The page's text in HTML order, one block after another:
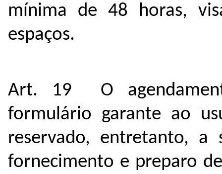
mínima de 48 horas,
espaços.
Art. 19 O
formulário garante ao
reservado, entretanto, a
fornecimento e preparo